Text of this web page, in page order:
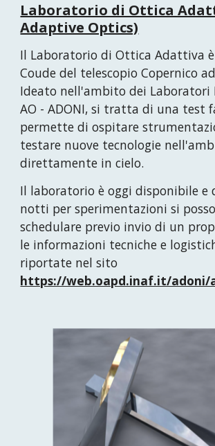
Laboratorio di Ottica
Adaptive Optics)
Il Laboratorio di Ottica Adattiva
Coude del telescopio Copernico
Ideato nell'ambito dei Laboratori
AO - ADONI, si tratta di una test
permette di ospitare
testare nuove tecnologie
direttamente in cielo.
Il laboratorio è oggi disponibile e
notti per sperimentazioni si
schedulare previo invio di un
le informazioni tecniche e
https://web.oapd.inaf.it/adoni/